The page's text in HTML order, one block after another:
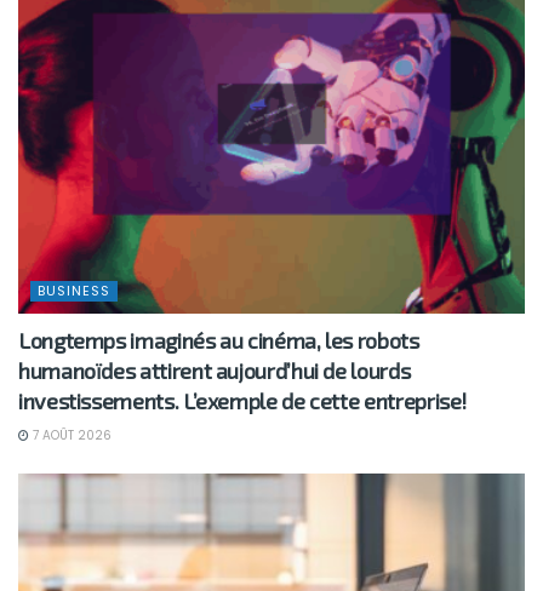
BUSINESS
Longtemps imaginés au cinéma, les robots
humanoïdes attirent aujourd’hui de lourds
investissements. L’exemple de cette entreprise!
7 AOÛT 2026